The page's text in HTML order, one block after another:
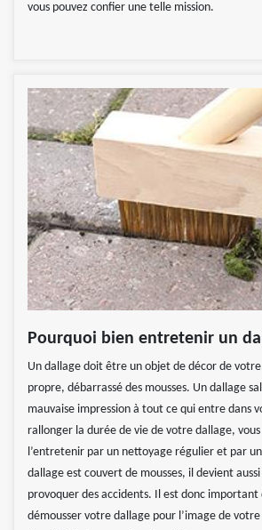
vous pouvez confier une telle mission.
Pourquoi bien entretenir un
Un dallage doit être un objet de décor de
propre, débarrassé des mousses. Un dallage
mauvaise impression à tout ce qui entre dans
rallonger la durée de vie de votre dallage, vous
l’entretenir par un nettoyage régulier et par
dallage est couvert de mousses, il devient
provoquer des accidents. Il est donc
démousser votre dallage pour l’image de